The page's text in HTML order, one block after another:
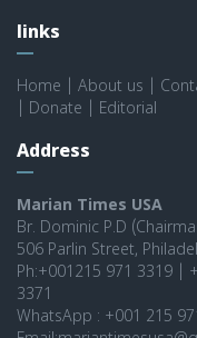
links
Home About us
Donate Editorial
Address
Marian Times USA
Br. Dominic P.D
506 Parlin Street,
Ph:+001215 971 3319 |
3371
WhatsApp : +001 215